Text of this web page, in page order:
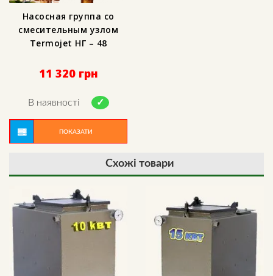
Насосная группа со
смесительным узлом
Termojet НГ – 48
11 320 грн
В наявності
ПОКАЗАТИ
Схожі товари